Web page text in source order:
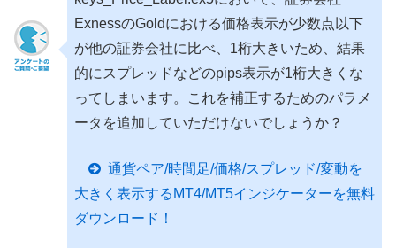
ExnessのGoldにおける価格表示が少数点以下
が他の証券会社に比べ、1桁大きいため、結果
的にスプレッドなどのpips表示が1桁大きくな
ってしまいます。これを補正するためのパラメ
ータを追加していただけないでしょうか？
通貨ペア/時間足/価格/スプレッド/変動を
大きく表示するMT4/MT5インジケーターを無料
ダウンロード！